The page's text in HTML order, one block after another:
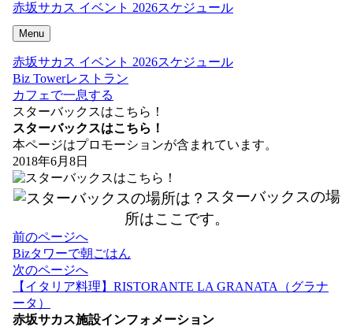
赤坂サカス イベント 2026スケジュール
Menu
赤坂サカス イベント 2026スケジュール
Biz Towerレストラン
カフェで一息する
スターバックスはこちら！
スターバックスはこちら！
本ページはプロモーションが含まれています。
2018年6月8日
スターバックスの場
所はここです。
投
稿
ナ
ビ
ゲ
ー
前のページへ
Bizタワーで朝ごはん
次のページへ
【イタリア料理】RISTORANTE LA GRANATA（グラナ
ータ）
赤坂サカス施設インフォメーション